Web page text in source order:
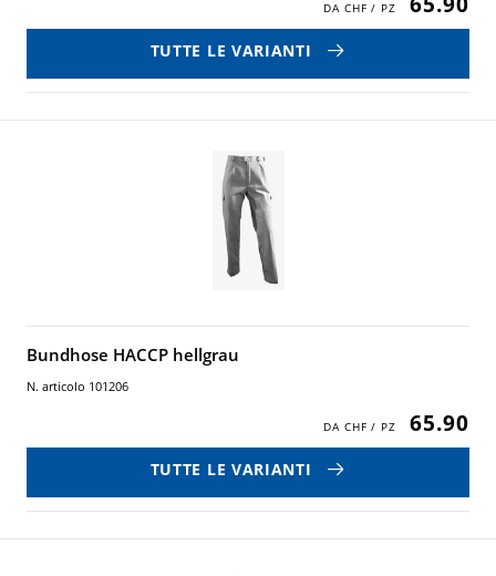
TUTTE LE VARIANTI
Bundhose HACCP hellgrau
N. articolo 101206
65.90
TUTTE LE VARIANTI